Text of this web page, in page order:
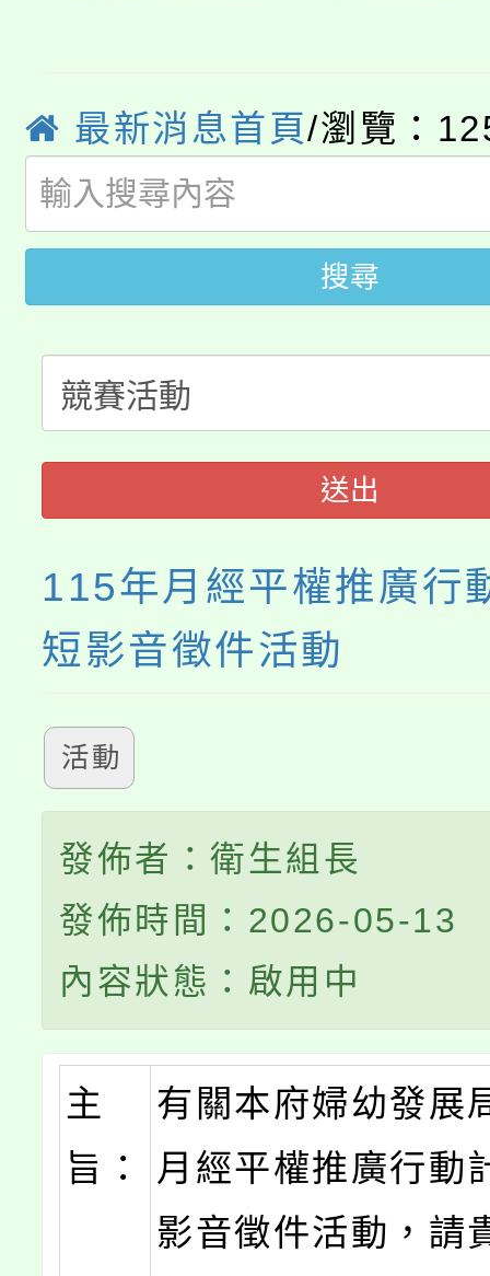
生本土語及新住民語歌
公告本校115學年度第
代理(課)教師甄選結果(
公告本校115學年度第
代理(課)教師甄選結果(
轉知中國文化大學推廣
《TA101》溝通分析基
程，歡迎學生輔導中心
心理、諮商輔導、社會
系所師生報名參加。
轉知苗栗縣政府辦理
縣市「校園短影音徵選
門員」簡章及活動海報
踴躍報名參加。
桃園市115學年度學生
要點
「桃園市補助參觀特色
展演活動實施計畫」
115年度「教育部表揚
義教育推展貢獻獎」
最新消息首頁/瀏覽：
搜尋
送出
115年月經平權推廣行
短影音徵件活動
活動
發佈者：衛生組長
發佈時間：2026-05-13
內容狀態：啟用中
主
旨：
有關本府婦幼發展
月經平權推廣行動
影音徵件活動，請